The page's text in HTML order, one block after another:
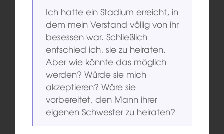
Ich hatte ein Stadium erreicht, in
dem mein Verstand völlig von ihr
besessen war. Schließlich
entschied ich, sie zu heiraten.
Aber wie könnte das möglich
werden? Würde sie mich
akzeptieren? Wäre sie
vorbereitet, den Mann ihrer
eigenen Schwester zu heiraten?